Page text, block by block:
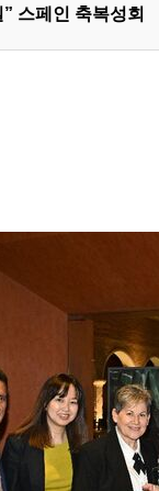
스페인 축복성회